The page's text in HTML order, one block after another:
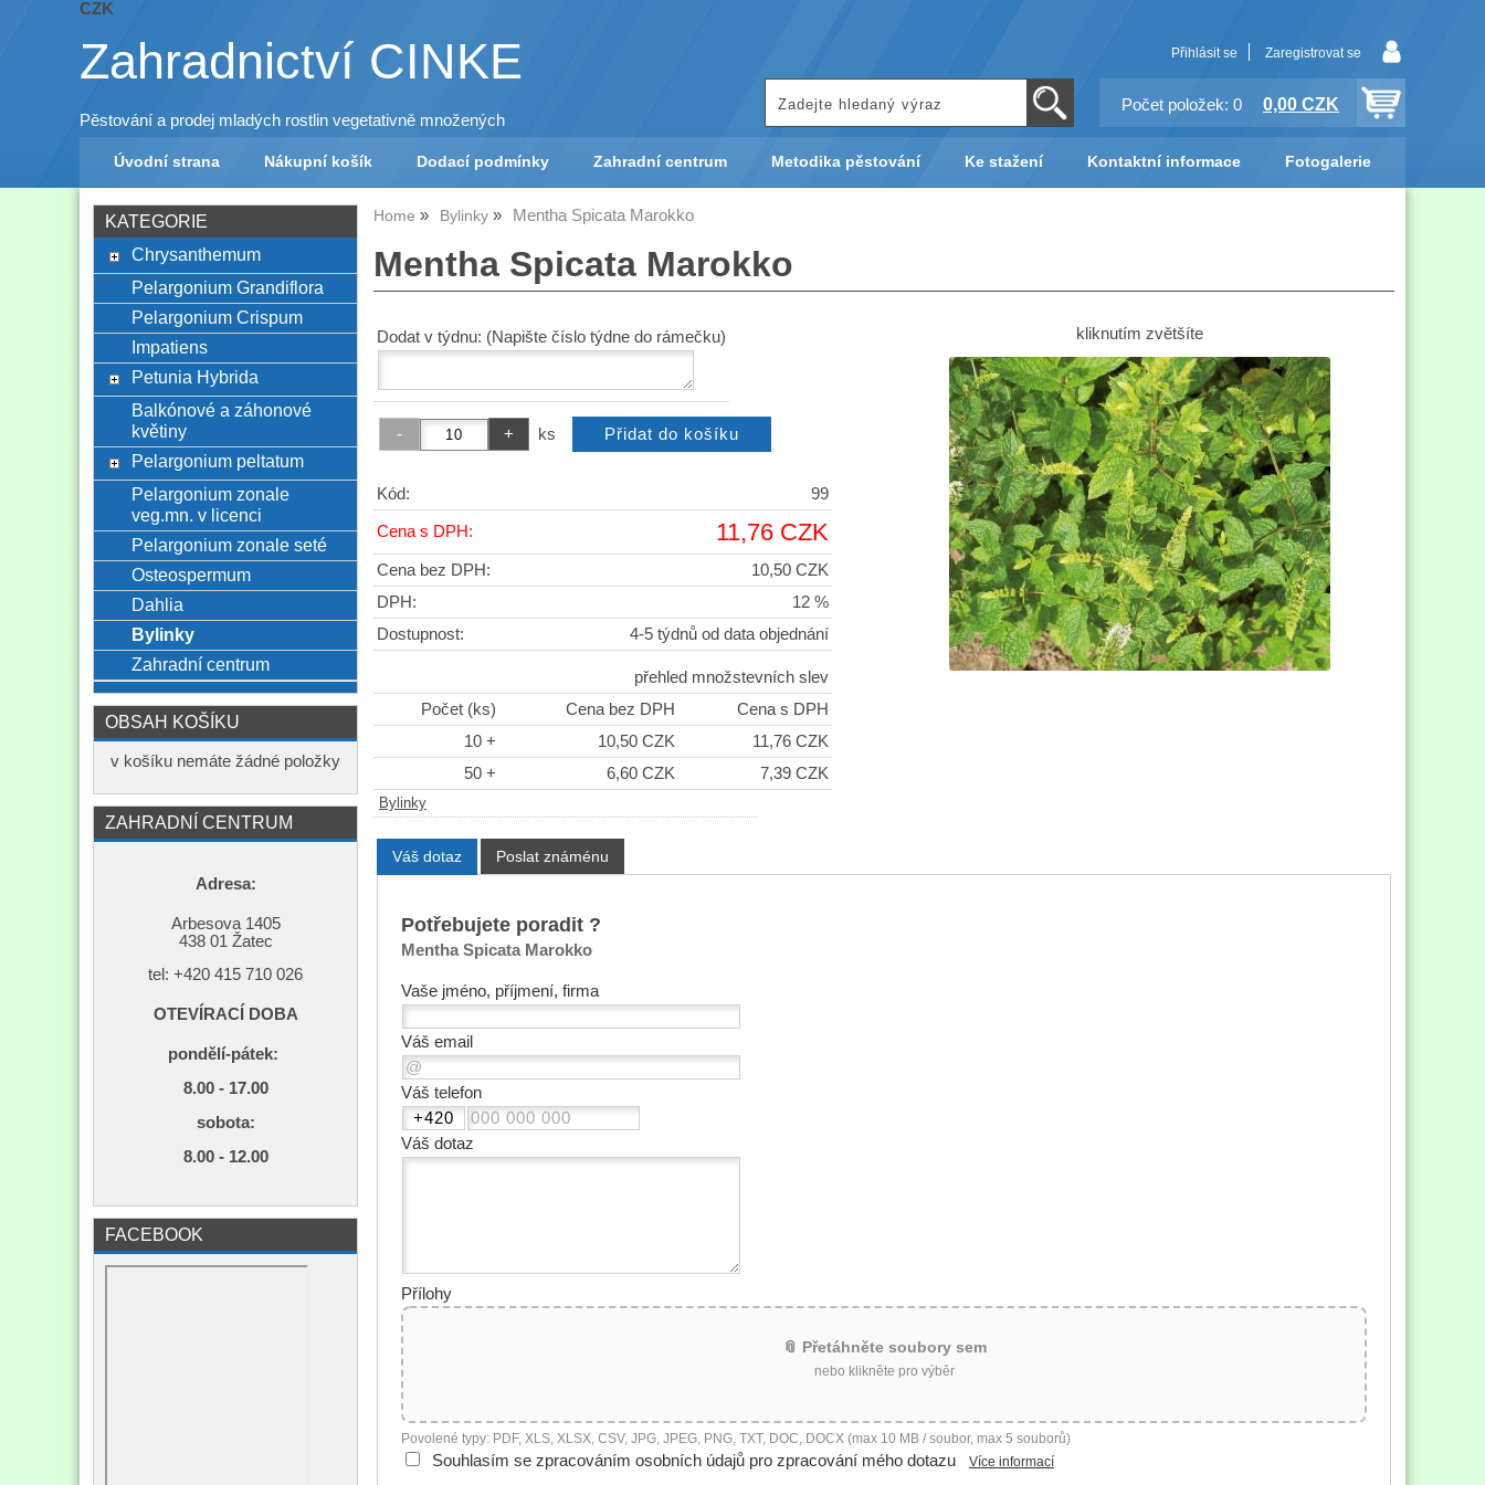
CZK
Přihlásit se Zaregistrovat se
Počet položek: 0 0,00 CZK
Zahradnictví CINKE
Pěstování a prodej mladých rostlin vegetativně množených
Úvodní strana Nákupní košík Dodací podmínky Zahradní centrum Metodika pěstování Ke stažení Kontaktní informace Fotogalerie
Home Bylinky Mentha Spicata Marokko
Mentha Spicata Marokko
kliknutím zvětšíte
Dodat v týdnu: (Napište číslo týdne do rámečku)
ks
Kód: 99
Cena s DPH: 11,76 CZK
Cena bez DPH:
10,50 CZK
DPH:
12 %
Dostupnost:
4-5 týdnů od data objednání
přehled množstevních slev
Počet (ks)
Cena bez DPH
Cena s DPH
10 +
10,50 CZK
11,76 CZK
50 +
6,60 CZK 7,39 CZK
Bylinky
Váš dotaz Poslat známénu
Potřebujete poradit ?
Mentha Spicata Marokko
Vaše jméno, příjmení, firma
Váš email
Váš telefon
Váš dotaz
Přílohy
📎 Přetáhněte soubory sem
nebo klikněte pro výběr
Povolené typy: PDF, XLS, XLSX, CSV, JPG, JPEG, PNG, TXT, DOC, DOCX (max 10 MB / soubor, max 5 souborů)
Souhlasím se zpracováním osobních údajů pro zpracování mého dotazu Více informací
KATEGORIE
Chrysanthemum
Pelargonium Grandiflora
Pelargonium Crispum
Impatiens
Petunia Hybrida
Balkónové a záhonové
květiny
Pelargonium peltatum
Pelargonium zonale
veg.mn. v licenci
Pelargonium zonale seté
Osteospermum
Dahlia
Bylinky
Zahradní centrum
OBSAH KOŠÍKU
v košíku nemáte žádné položky
ZAHRADNÍ CENTRUM
Adresa:
Arbesova 1405
438 01 Žatec
tel: +420 415 710 026
OTEVÍRACÍ DOBA
pondělí-pátek:
8.00 - 17.00
sobota:
8.00 - 12.00
FACEBOOK